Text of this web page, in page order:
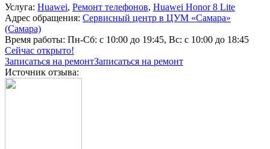
Услуга: Huawei, Ремонт телефонов, Huawei Honor 8 Lite
Адрес обращения: Сервисный центр в ЦУМ «Самара»
(Самара)
Время работы: Пн-Сб: с 10:00 до 19:45, Вс: с 10:00 до 18:45
Сейчас открыто!
Записаться на ремонтЗаписаться на ремонт
Источник отзыва: